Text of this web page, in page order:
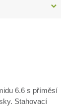
6.6 s příměsí
Stahovací